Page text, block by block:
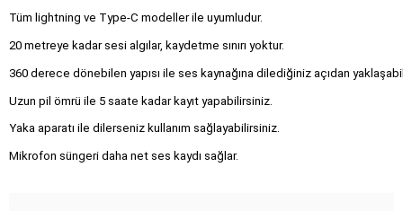
Tüm lightning ve Type-C modeller ile uyumludur.
20 metreye kadar sesi algılar, kaydetme sınırı yoktur.
360 derece dönebilen yapısı ile ses kaynağına dilediğiniz açıdan
Uzun pil ömrü ile 5 saate kadar kayıt yapabilirsiniz
Yaka aparatı ile dilerseniz kullanım sağlayabilirsiniz.
Mikrofon süngeri daha net ses kaydı sağlar.